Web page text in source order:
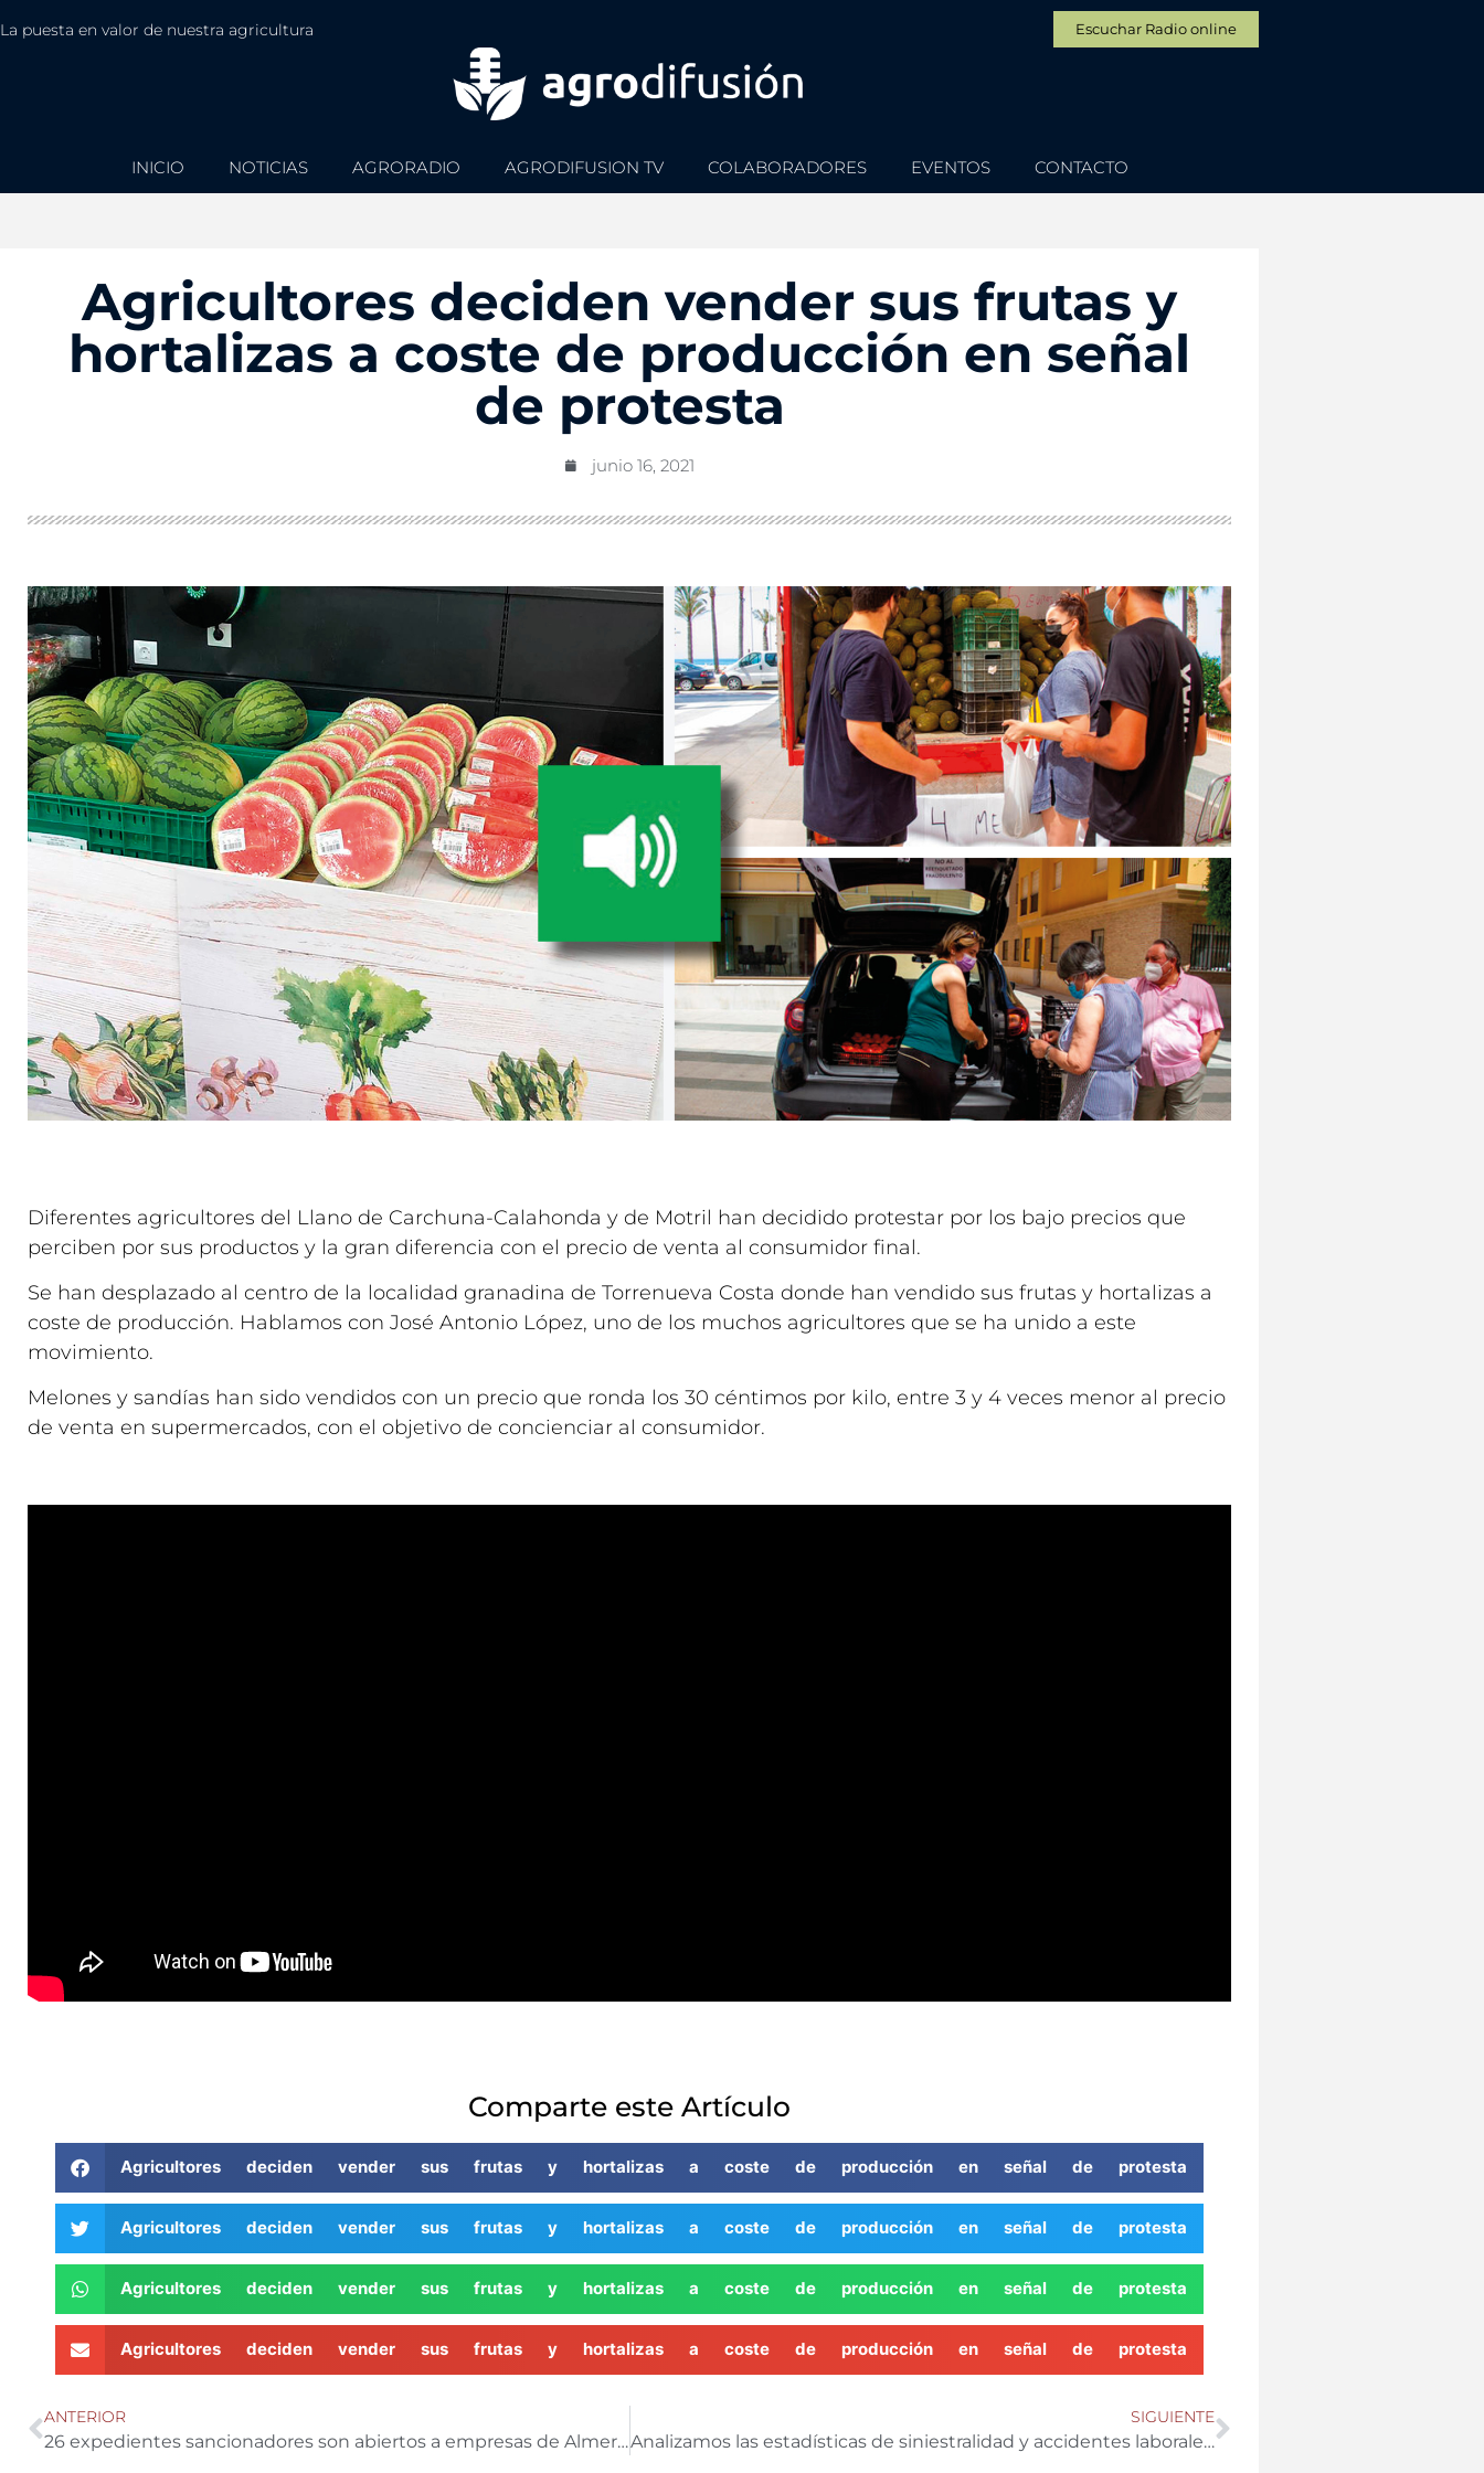
La puesta en valor de nuestra agricultura Escuchar Radio online
INICIO NOTICIAS AGRORADIO AGRODIFUSION TV COLABORADORES EVENTOS CONTACTO
Agricultores deciden vender sus frutas y
hortalizas a coste de producción en señal
de protesta
junio 16, 2021
Diferentes agricultores del Llano de Carchuna-Calahonda y de Motril han decidido protestar por los bajo precios que
perciben por sus productos y la gran diferencia con el precio de venta al consumidor final.
Se han desplazado al centro de la localidad granadina de Torrenueva Costa donde han vendido sus frutas y hortalizas a
coste de producción. Hablamos con José Antonio López, uno de los muchos agricultores que se ha unido a este
movimiento.
Melones y sandías han sido vendidos con un precio que ronda los 30 céntimos por kilo, entre 3 y 4 veces menor al precio
de venta en supermercados, con el objetivo de concienciar al consumidor.
Comparte este Artículo
Agricultores deciden vender sus frutas y hortalizas a coste de producción en señal de protesta
Agricultores deciden vender sus frutas y hortalizas a coste de producción en señal de protesta
Agricultores deciden vender sus frutas y hortalizas a coste de producción en señal de protesta
Agricultores deciden vender sus frutas y hortalizas a coste de producción en señal de protesta
ANTERIOR
26 expedientes sancionadores son abiertos a empresas de Almería por reetiquetado de hortalizas
SIGUIENTE
Analizamos las estadísticas de siniestralidad y accidentes laborales en el sector agrícola